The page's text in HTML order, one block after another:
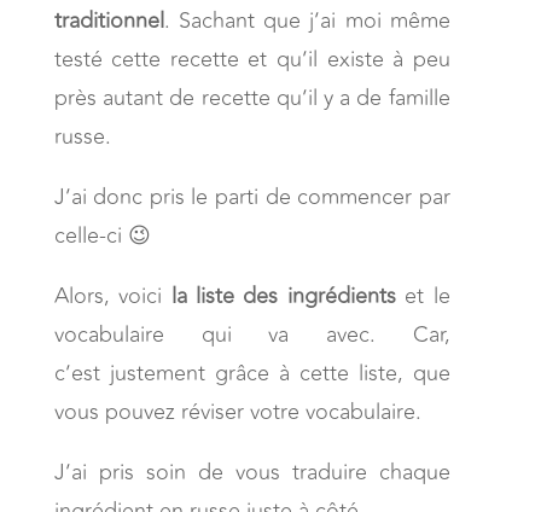
traditionnel. Sachant que j’ai moi même
testé cette recette et qu’il existe à peu
près autant de recette qu’il y a de famille
russe.
J’ai donc pris le parti de commencer par
celle-ci 😉
Alors, voici la liste des ingrédientset le
vocabulaire qui va avec. Car,
c’est justement grâce à cette liste, que
vous pouvez réviser votre vocabulaire.
J’ai pris soin de vous traduire chaque